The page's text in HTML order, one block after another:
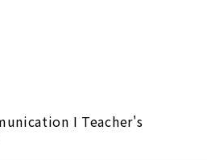
I Teacher's